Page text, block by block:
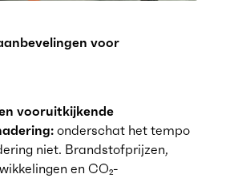
voor
vooruitkijkende
onderschat het tempo
niet. Brandstofprijzen,
en CO₂-